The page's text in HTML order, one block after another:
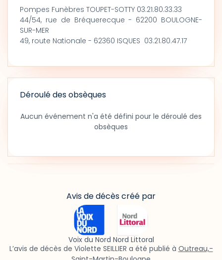
Pompes Funèbres TOUPET-SOTTY 03.21.80.33.33
44/54, rue de Bréquerecque - 62200 BOULOGNE-
SUR-MER
49, route Nationale - 62360 ISQUES 03.21.80.47.17
Déroulé des obsèques
Aucun événement n'a été défini pour le déroulé des
obsèques
Avis de décès créé par
Voix du Nord Nord Littoral
L’avis de décès de Violette SEILLIER a été publié à Outreau,-